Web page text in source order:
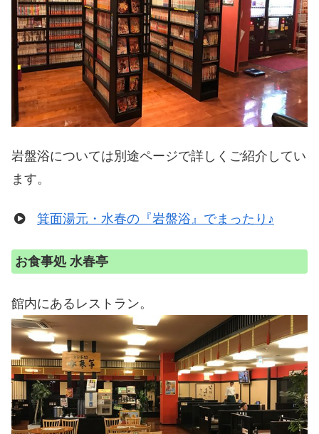
岩盤浴については別途ページで詳しくご紹介してい
ます。
箕面湯元・水春の『岩盤浴』でまったり♪
お食事処 水春亭
館内にあるレストラン。